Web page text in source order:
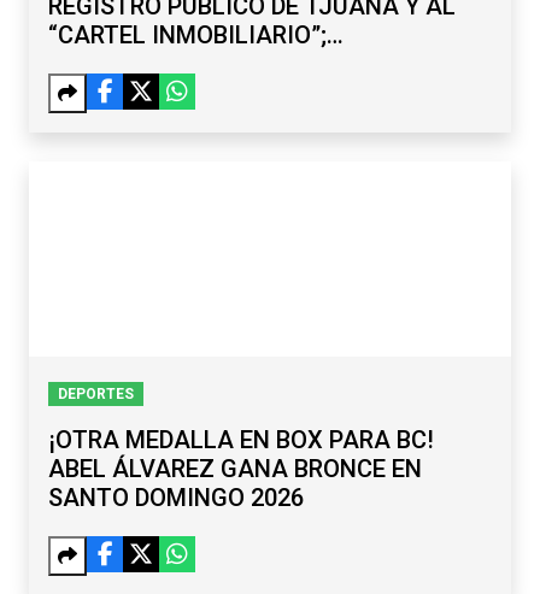
REGISTRO PÚBLICO DE TJUANA Y AL
“CARTEL INMOBILIARIO”;
ENTRE LOS CAPTURADOS
DEPORTES
¡OTRA MEDALLA EN BOX PARA BC!
ABEL ÁLVAREZ GANA BRONCE EN
SANTO DOMINGO 2026